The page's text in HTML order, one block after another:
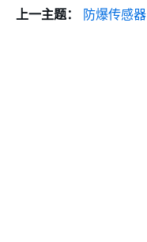
上一主题：
防爆传感器